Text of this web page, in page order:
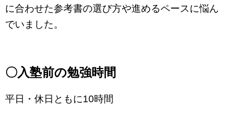
に合わせた参考書の選び方や進めるペースに悩ん
でいました。
〇入塾前の勉強時間
平日・休日ともに10時間